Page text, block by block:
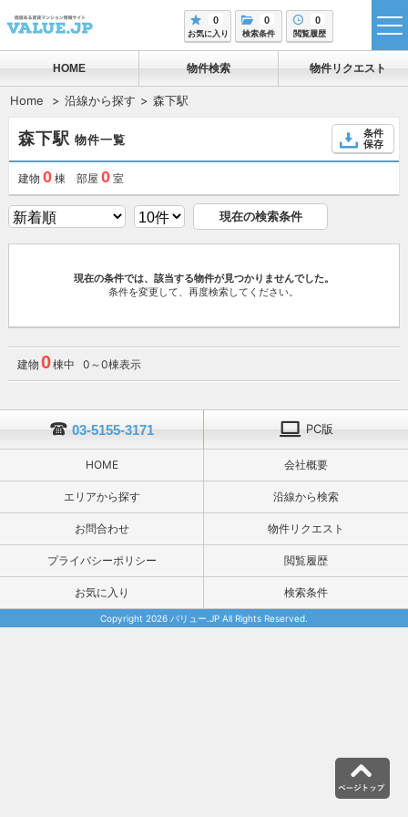
0
お気に入り
0
検索条件
0
閲覧履歴
HOME 物件検索 物件リクエスト
Home 沿線から探す 森下駅
森下駅 物件一覧
条件
保存
建物 0棟 部屋 0室
現在の検索条件
現在の条件では、該当する物件が見つかりませんでした。
条件を変更して、再度検索してください。
建物 0棟中 0～0棟表示
03-5155-3171 PC版
HOME 会社概要
エリアから探す 沿線から検索
お問合わせ 物件リクエスト
プライバシーポリシー 閲覧履歴
お気に入り 検索条件
Copyright 2026 バリュー.JP All Rights Reserved.